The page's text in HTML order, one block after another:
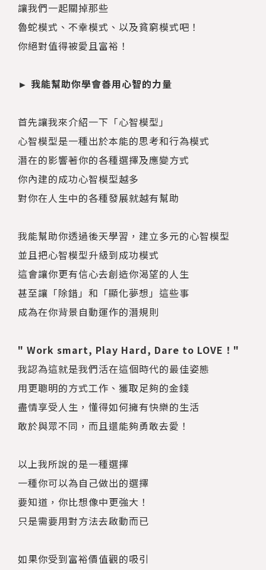
讓我們一起關掉那些
魯蛇模式、不幸模式、以及貧窮模式吧！
你絕對值得被愛且富裕！
► 我能幫助你學會善用心智的力量
首先讓我來介紹一下「心智模型」
心智模型是一種出於本能的思考和行為模式
潛在的影響著你的各種選擇及應變方式
你內建的成功心智模型越多
對你在人生中的各種發展就越有幫助
我能幫助你透過後天學習，建立多元的心智模型
並且把心智模型升級到成功模式
這會讓你更有信心去創造你渴望的人生
甚至讓「除錯」和「顯化夢想」這些事
成為在你背景自動運作的潛規則
" Work smart, Play Hard, Dare to LOVE！"
我認為這就是我們活在這個時代的最佳姿態
用更聰明的方式工作、獲取足夠的金錢
盡情享受人生，懂得如何擁有快樂的生活
敢於與眾不同，而且還能夠勇敢去愛！
以上我所說的是一種選擇
一種你可以為自己做出的選擇
要知道，你比想像中更強大！
只是需要用對方法去啟動而已
如果你受到富裕價值觀的吸引